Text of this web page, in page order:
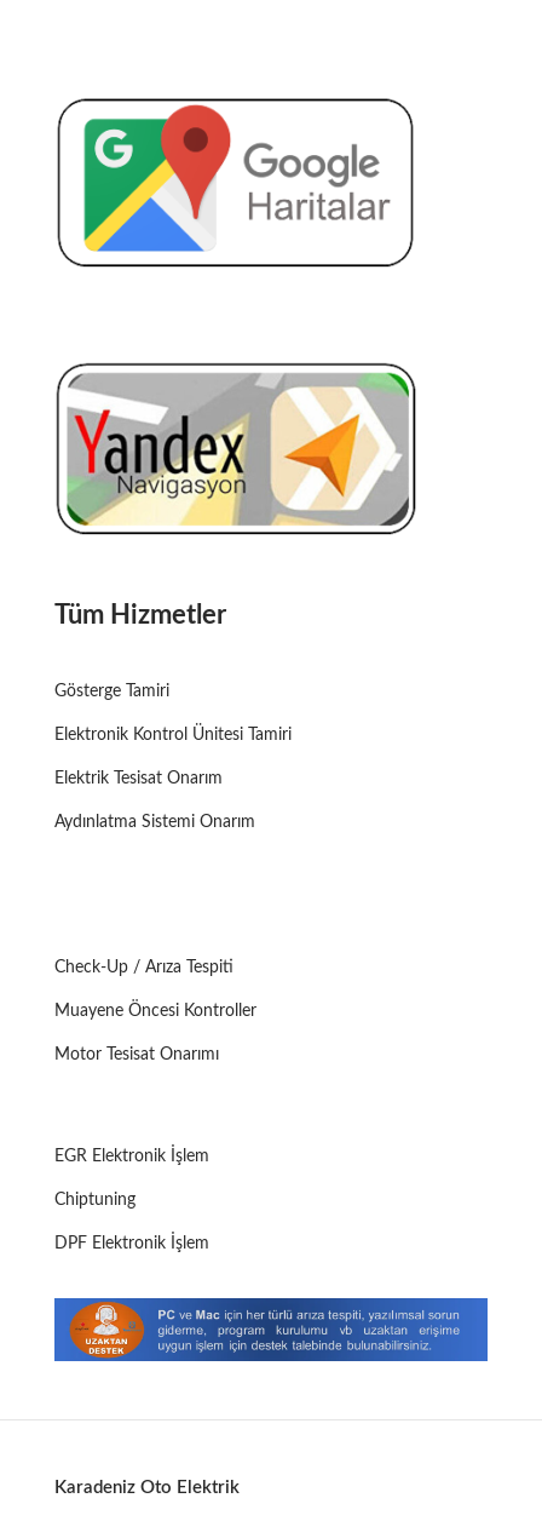
Tüm Hizmetler
Gösterge Tamiri
Elektronik Kontrol Ünitesi Tamiri
Elektrik Tesisat Onarım
Aydınlatma Sistemi Onarım
Check-Up / Arıza Tespiti
Muayene Öncesi Kontroller
Motor Tesisat Onarımı
EGR Elektronik İşlem
Chiptuning
DPF Elektronik İşlem
Karadeniz Oto Elektrik